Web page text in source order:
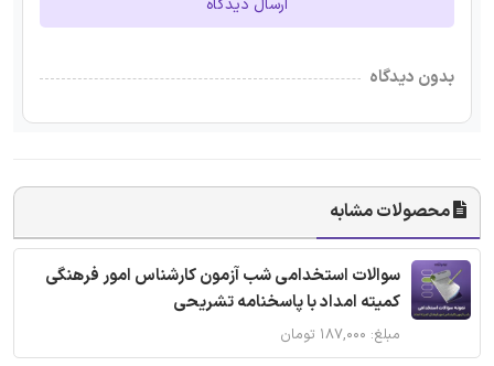
ارسال دیدگاه
بدون دیدگاه
محصولات مشابه
سوالات استخدامی شب آزمون کارشناس امور فرهنگی
کمیته امداد با پاسخنامه تشریحی
مبلغ: ۱۸۷,۰۰۰ تومان